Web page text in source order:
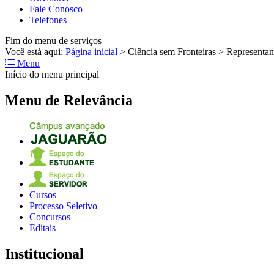
Fale Conosco
Telefones
Fim do menu de serviços
Você está aqui: Página inicial > Ciência sem Fronteiras >
Menu
Início do menu principal
Menu de Relevância
Cursos
Processo Seletivo
Concursos
Editais
Institucional